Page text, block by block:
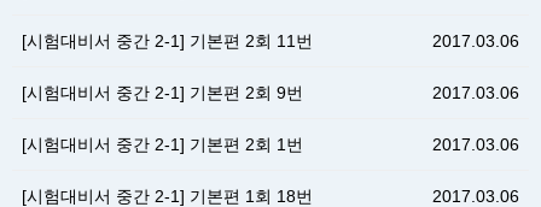
2017.03.06
[시험대비서 중간 2-1] 기본편 2회 11번
2017.03.06
[시험대비서 중간 2-1] 기본편 2회 9번
2017.03.06
[시험대비서 중간 2-1] 기본편 2회 1번
2017.03.06
[시험대비서 중간 2-1] 기본편 1회 18번